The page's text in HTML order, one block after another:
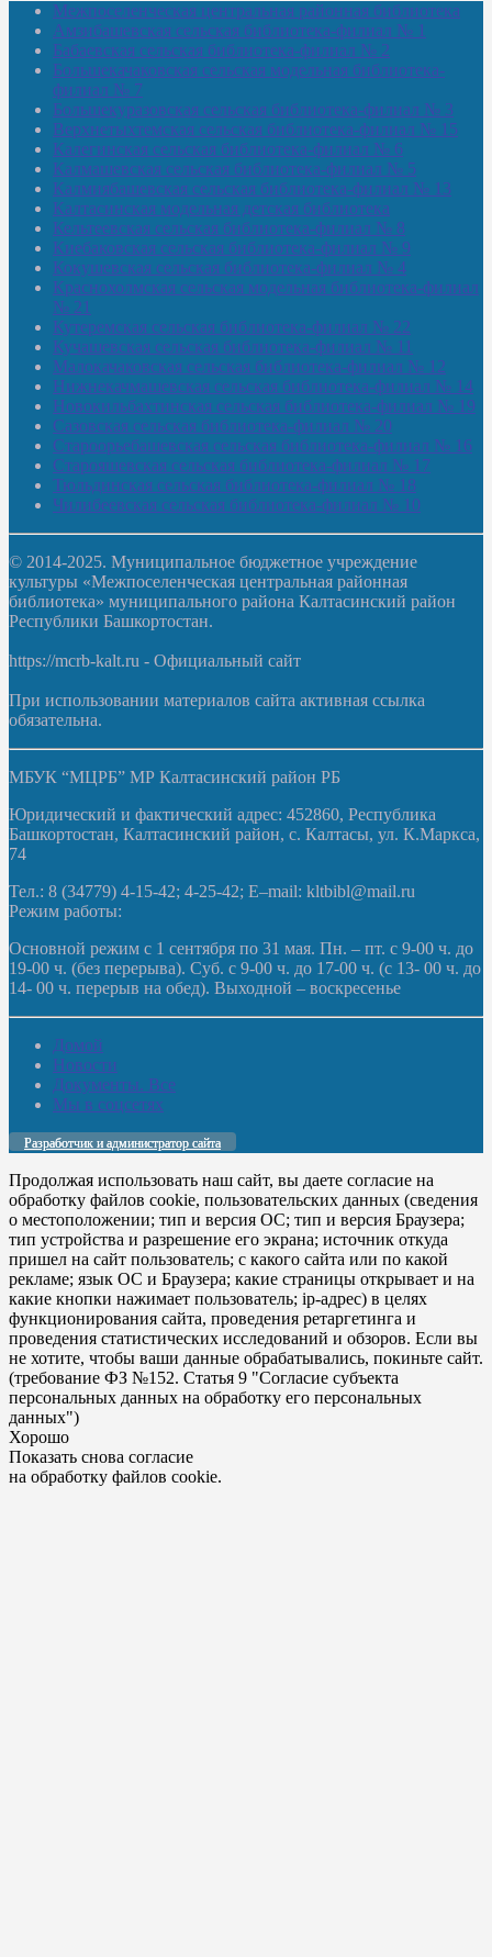
Межпоселенческая центральная районная библиотека
Амзибашевская сельская библиотека-филиал № 1
Бабаевская сельская библиотека-филиал № 2
Большекачаковская сельская модельная библиотека-
филиал № 7
Большекуразовская сельская библиотека-филиал № 3
Верхнетыхтемская сельская библиотека-филиал № 15
Калегинская сельская библиотека-филиал № 6
Калмашевская сельская библиотека-филиал № 5
Калмиябашевская сельская библиотека-филиал № 13
Калтасинская модельная детская библиотека
Кельтеевская сельская библиотека-филиал № 8
Киебаковская сельская библиотека-филиал № 9
Кокушевская сельская библиотека-филиал № 4
Краснохолмская сельская модельная библиотека-филиал
№ 21
Кутеремская сельская библиотека-филиал № 22
Кучашевская сельская библиотека-филиал № 11
Малокачаковская сельская библиотека-филиал № 12
Нижнекачмашевская сельская библиотека-филиал № 14
Новокильбахтинская сельская библиотека-филиал № 19
Сазовская сельская библиотека-филиал № 20
Староорьебашевская сельская библиотека-филиал № 16
Старояшевская сельская библиотека-филиал № 17
Тюльдинская сельская библиотека-филиал № 18
Чилибеевская сельская библиотека-филиал № 10
© 2014-2025. Муниципальное бюджетное учреждение
культуры «Межпоселенческая центральная районная
библиотека» муниципального района Калтасинский район
Республики Башкортостан.
https://mcrb-kalt.ru - Официальный сайт
При использовании материалов сайта активная ссылка
обязательна.
МБУК “МЦРБ” МР Калтасинский район РБ
Юридический и фактический адрес: 452860, Республика
Башкортостан, Калтасинский район, с. Калтасы, ул. К.Маркса,
74
Тел.: 8 (34779) 4-15-42; 4-25-42; E–mail: kltbibl@mail.ru
Режим работы:
Основной режим с 1 сентября по 31 мая. Пн. – пт. с 9-00 ч. до
19-00 ч. (без перерыва). Суб. с 9-00 ч. до 17-00 ч. (с 13- 00 ч. до
14- 00 ч. перерыв на обед). Выходной – воскресенье
Домой
Новости
Документы. Все
Мы в соцсетях
Разработчик и администратор сайта
Продолжая использовать наш сайт, вы даете согласие на
обработку файлов cookie, пользовательских данных (сведения
о местоположении; тип и версия ОС; тип и версия Браузера;
тип устройства и разрешение его экрана; источник откуда
пришел на сайт пользователь; с какого сайта или по какой
рекламе; язык ОС и Браузера; какие страницы открывает и на
какие кнопки нажимает пользователь; ip-адрес) в целях
функционирования сайта, проведения ретаргетинга и
проведения статистических исследований и обзоров. Если вы
не хотите, чтобы ваши данные обрабатывались, покиньте сайт.
(требование ФЗ №152. Статья 9 "Согласие субъекта
персональных данных на обработку его персональных
данных")
Хорошо
Показать снова согласие
на обработку файлов cookie.